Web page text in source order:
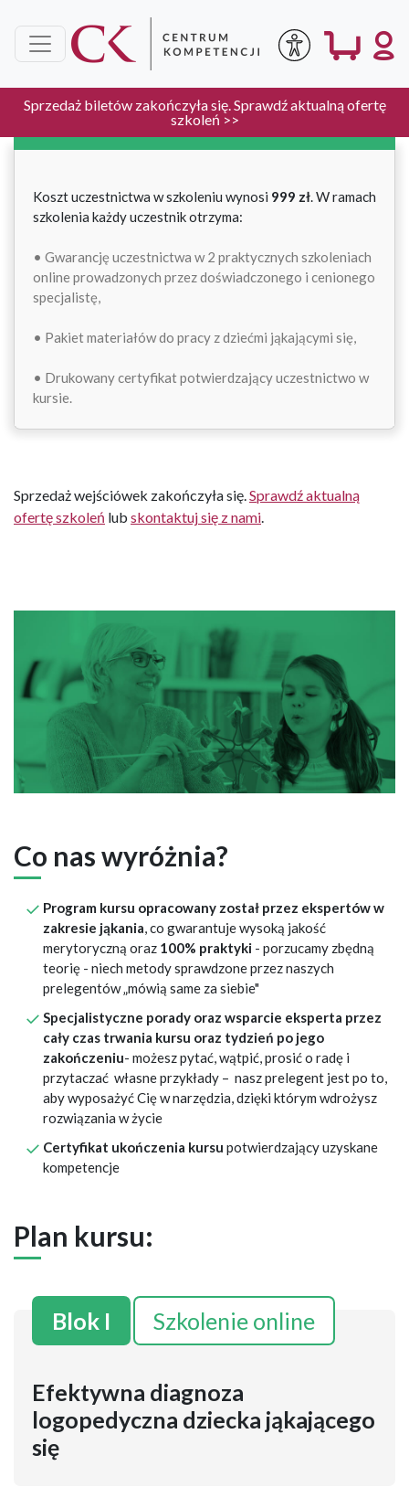
Sprzedaż biletów zakończyła się.Sprawdź aktualną ofertę
szkoleń >>
Koszt uczestnictwa:
KOSZT UCZESTNICTWA
Koszt uczestnictwa w szkoleniu wynosi 999 zł. W ramach
szkolenia każdy uczestnik otrzyma:
• Gwarancję uczestnictwa w 2 praktycznych szkoleniach
online prowadzonych przez doświadczonego i cenionego
specjalistę,
• Pakiet materiałów do pracy z dziećmi jąkającymi się,
• Drukowany certyfikat potwierdzający uczestnictwo w
kursie.
Sprzedaż wejściówek zakończyła się.Sprawdź aktualną
ofertę szkoleń lub skontaktuj się z nami.
Co nas wyróżnia?
Program kursu opracowany został przez ekspertów w
zakresie jąkania, co gwarantuje wysoką jakość
merytoryczną oraz 100% praktyki - porzucamy zbędną
teorię - niech metody sprawdzone przez naszych
prelegentów „mówią same za siebie"
Specjalistyczne porady oraz wsparcie eksperta przez
cały czas trwania kursu oraz tydzień po jego
zakończeniu- możesz pytać, wątpić, prosić o radę i
przytaczać własne przykłady – nasz prelegent jest po to,
aby wyposażyć Cię w narzędzia, dzięki którym wdrożysz
rozwiązania w życie
Certyfikat ukończenia kursu potwierdzający uzyskane
kompetencje
Plan kursu:
Blok I Szkolenie online
Efektywna diagnoza
logopedyczna dziecka jąkającego
się